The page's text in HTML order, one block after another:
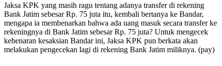
Jaksa KPK yang masih ragu tentang adanya transfer di rekening
Bank Jatim sebesar Rp. 75 juta itu, kembali bertanya ke Bandar,
mengapa ia membenarkan bahwa ada uang masuk secara transfer ke
rekeningnya di Bank Jatim sebesar Rp. 75 juta? Untuk mengecek
kebenaran kesaksian Bandar ini, Jaksa KPK pun berkata akan
melakukan pengecekan lagi di rekening Bank Jatim miliknya. (pay)